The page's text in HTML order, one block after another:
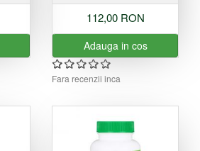
112,00 RON
Adauga in cos
Fara recenzii inca